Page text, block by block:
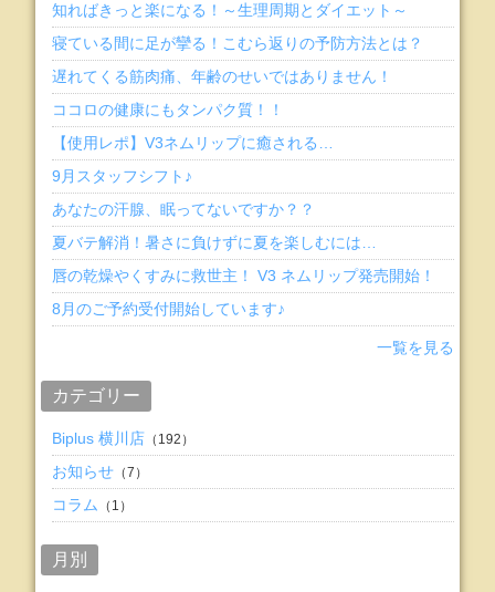
知ればきっと楽になる！～生理周期とダイエット～
寝ている間に足が攣る！こむら返りの予防方法とは？
遅れてくる筋肉痛、年齢のせいではありません！
ココロの健康にもタンパク質！！
【使用レポ】V3ネムリップに癒される…
9月スタッフシフト♪
あなたの汗腺、眠ってないですか？？
夏バテ解消！暑さに負けずに夏を楽しむには…
唇の乾燥やくすみに救世主！ V3 ネムリップ発売開始！
8月のご予約受付開始しています♪
一覧を見る
カテゴリー
Biplus 横川店 （192）
お知らせ （7）
コラム （1）
月別